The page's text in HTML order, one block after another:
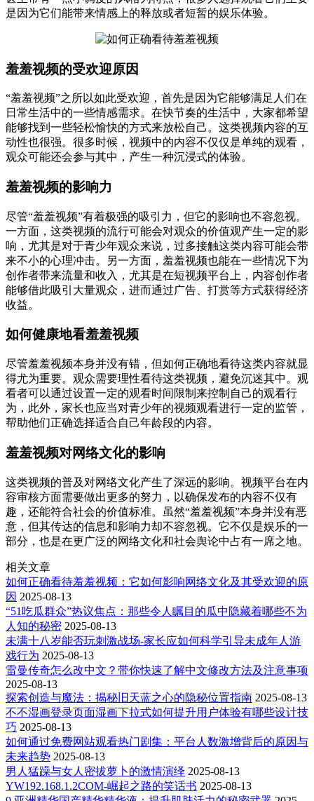
是因为它们能带来情感上的释放或者短暂的娱乐体验。
羞羞视频的受欢迎原因
“羞羞视频”之所以如此受欢迎，首先是因为它能够满足人们在
日常生活中的一些情感需求。在快节奏的生活中，大家都希望
能够找到一些轻松愉快的方式来放松自己。这类视频内容的互
动性也很强。很多时候，视频中的内容不仅仅是单纯的观看，
观众可能还会参与其中，产生一种沉浸式的体验。
羞羞视频的影响力
尽管“羞羞视频”有着极强的吸引力，但它的影响也不容忽视。
一方面，这类视频的流行可能会对观众的价值观产生一定的影
响，尤其是对于青少年观众来说，过多接触这类内容可能会带
来不小的心理冲击。另一方面，羞羞视频也能在一些情况下为
创作者带来流量和收入，尤其是在短视频平台上，内容创作者
能够借此吸引大量观众，进而通过广告、打赏等方式获得经济
收益。
如何健康地看羞羞视频
尽管羞羞视频本身并没有错，但如何正确地看待这类内容就显
得尤为重要。观众需要理性看待这类视频，避免沉迷其中。观
看者可以通过设置一定的观看时间限制来控制自己的观看行
为，此外，家长也应当对青少年的视频观看进行一定的监管，
帮助他们正确选择适合自己年龄段的内容。
羞羞视频对网络文化的影响
这类视频的普及对网络文化产生了深远的影响。视频平台在内
容审核方面需要做出更多的努力，以确保发布的内容不仅有
趣，还能符合社会的价值标准。虽然“羞羞视频”本身并没有恶
意，但其传达的信息和影响力却不容忽视。它不仅是娱乐的一
部分，也是在更广泛的网络文化和社会舆论中占有一席之地。
相关文章
如何正确看待羞羞视频：它如何影响网络文化及其受欢迎的原
因 2025-08-13
“51吃瓜群众”热议焦点：那些令人瞩目的瓜中隐藏着哪些不为
人知的秘密 2025-08-13
未满十八岁能否玩刺激战场-家长应如何科学引导未成年人游
戏行为 2025-08-13
雷曼传奇怎么改中文？带你快速了解中文修改方法及注意事项
2025-08-13
探索创造与魔法：揭秘旧天蓝之心的隐秘位置指南 2025-08-13
不不湿画登录页面湿画下拉式如何提升用户体验有哪些设计技
巧 2025-08-13
如何通过免费网站观看热门剧集：平台人数激增背后的原因与
未来趋势 2025-08-13
男人猛躁与女人密拔萝卜的激情演绎 2025-08-13
YW192.168.1.2COM-崛起之路的笑话书 2025-08-13